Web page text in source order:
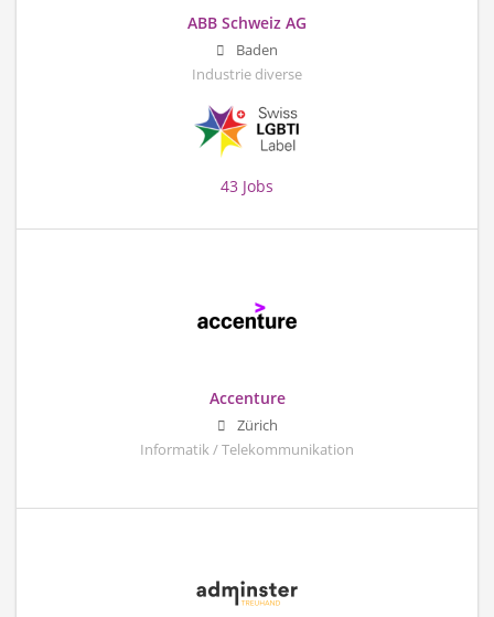
ABB Schweiz AG
Baden
Industrie diverse
43 Jobs
Accenture
Zürich
Informatik / Telekommunikation